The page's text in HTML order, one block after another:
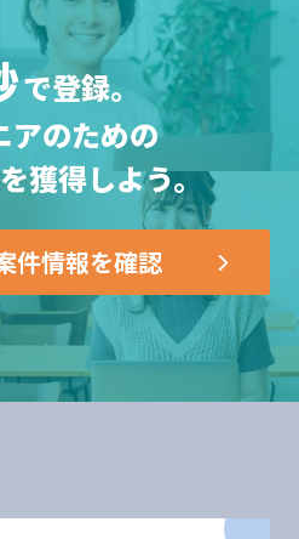
で登録。
アのための
獲得しよう。
件情報を確認